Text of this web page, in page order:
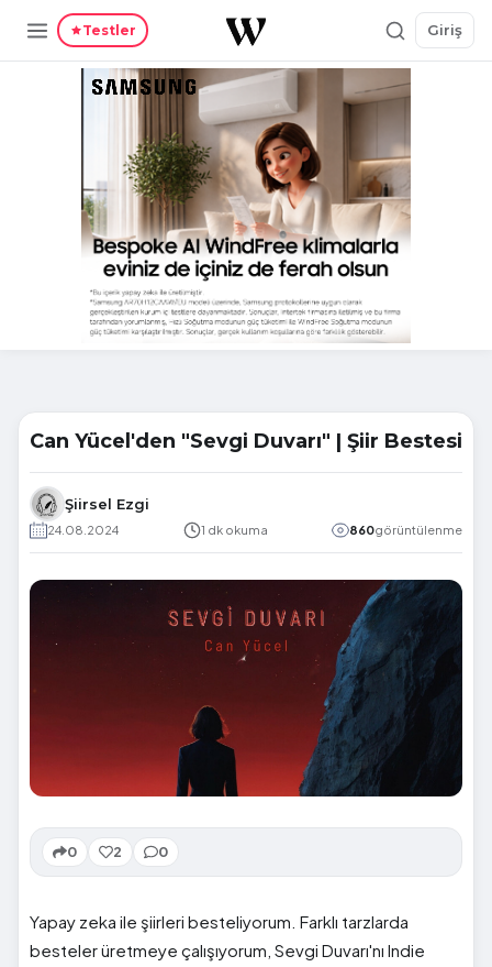
Testler Giriş
Can Yücel'den "Sevgi Duvarı" | Şiir Bestesi
Şiirsel Ezgi
24.08.2024 1 dk okuma 860görüntülenme
0 2 0
Yapay zeka ile şiirleri besteliyorum. Farklı tarzlarda
besteler üretmeye çalışıyorum, Sevgi Duvarı'nı Indie